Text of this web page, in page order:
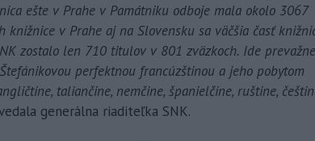
ešte v Prahe v Památniku odboje mala okolo 3067
knižnice v Prahe aj na Slovensku sa väčšia časť
zostalo len 710 titulov v 801 zväzkoch. Ide prevažne
perfektnou francúzštinou a jeho pobytom
taliančine, nemčine, španielčine, ruštine,
generálna riaditeľka SNK.